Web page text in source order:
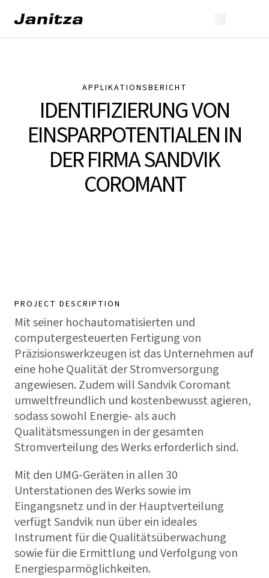
APPLIKATIONSBERICHT
IDENTIFIZIERUNG VON
EINSPARPOTENTIALEN IN
DER FIRMA SANDVIK
COROMANT
PROJECT DESCRIPTION
Mit seiner hochautomatisierten und
computergesteuerten Fertigung von
Präzisionswerkzeugen ist das Unternehmen auf
eine hohe Qualität der Stromversorgung
angewiesen. Zudem will Sandvik Coromant
umweltfreundlich und kostenbewusst agieren,
sodass sowohl Energie- als auch
Qualitätsmessungen in der gesamten
Stromverteilung des Werks erforderlich sind.
Mit den UMG-Geräten in allen 30
Unterstationen des Werks sowie im
Eingangsnetz und in der Hauptverteilung
verfügt Sandvik nun über ein ideales
Instrument für die Qualitätsüberwachung
sowie für die Ermittlung und Verfolgung von
Energiesparmöglichkeiten.